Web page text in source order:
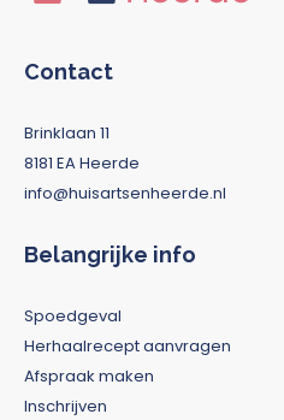
Contact
Brinklaan 11
8181 EA Heerde
info@huisartsenheerde.nl
Belangrijke info
Spoedgeval
Herhaalrecept aanvragen
Afspraak maken
Inschrijven